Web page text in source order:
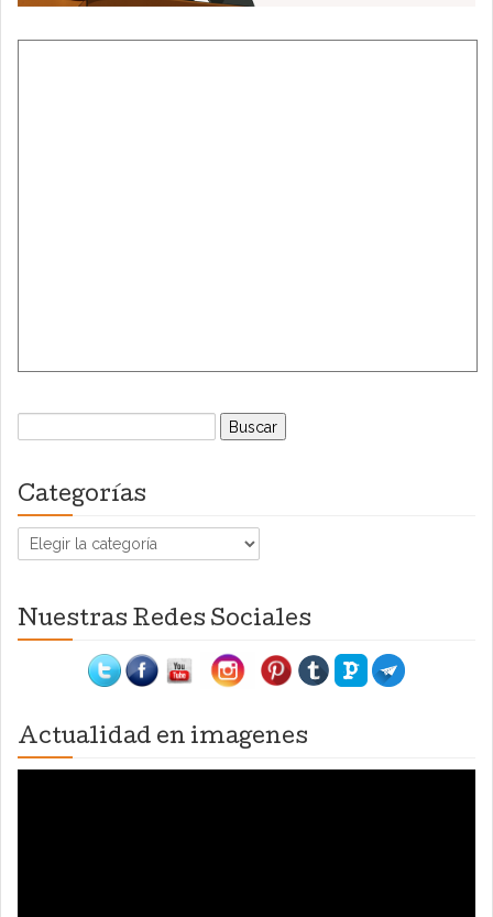
Buscar:
Categorías
Categorías
Nuestras Redes Sociales
Actualidad en imagenes